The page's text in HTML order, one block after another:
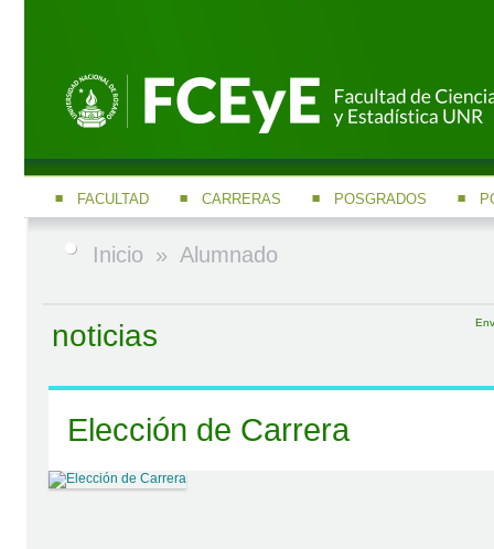
FACULTAD CARRERAS POSGRADOS
Inicio » Alumnado
noticias
Elección de Carrera